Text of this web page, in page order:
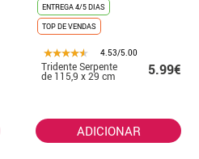
ENTREGA 4/5 DIAS
TOP DE VENDAS
4.53/5.00
Tridente Serpente
de 115,9 x 29 cm 5.99€
ADICIONAR